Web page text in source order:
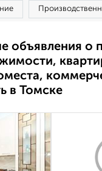
объявления о
в Томске